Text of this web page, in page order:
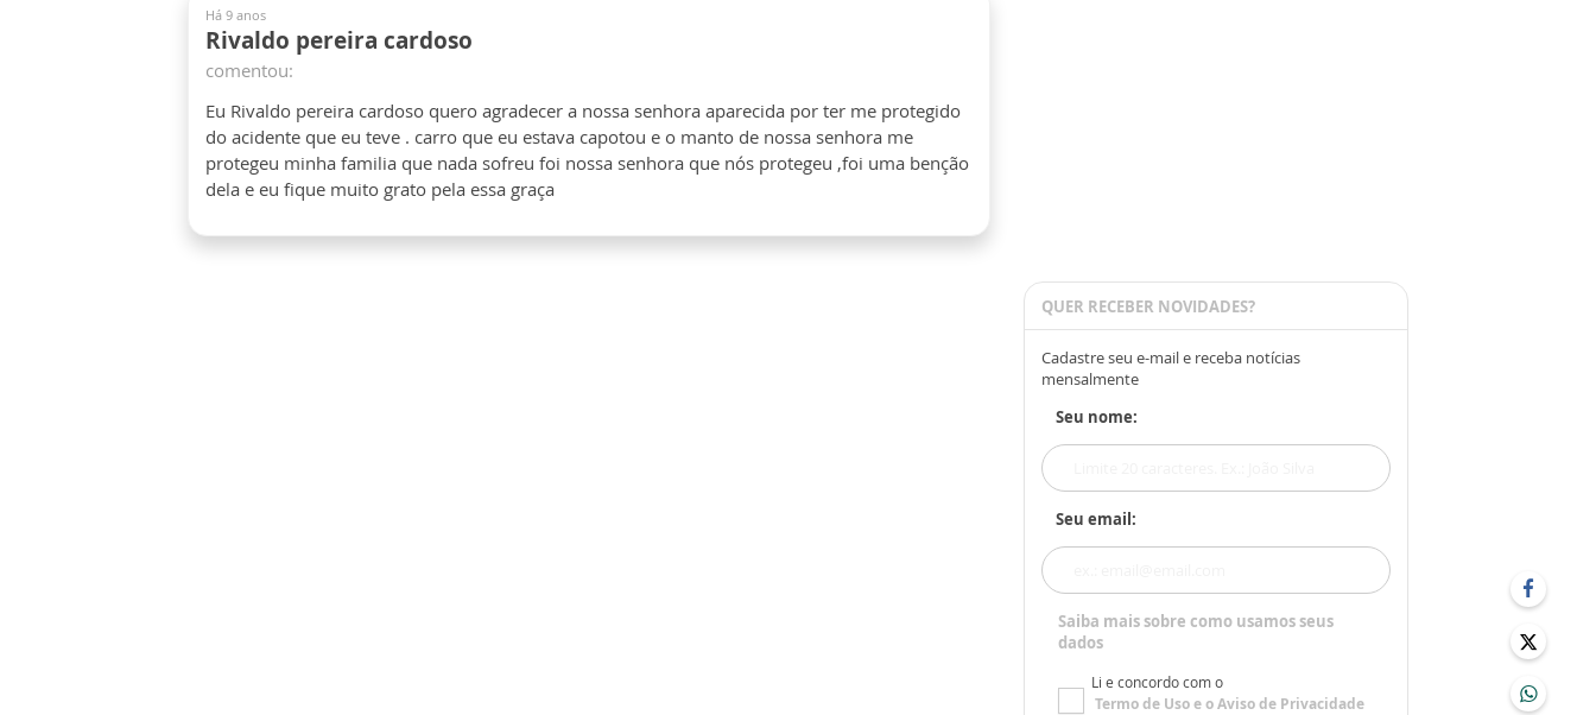
Há 9 anos
Rivaldo pereira cardoso
comentou:
Eu Rivaldo pereira cardoso quero agradecer a nossa senhora aparecida por ter me protegido
do acidente que eu teve . carro que eu estava capotou e o manto de nossa senhora me
protegeu minha familia que nada sofreu foi nossa senhora que nós protegeu ,foi uma benção
dela e eu fique muito grato pela essa graça
QUER RECEBER NOVIDADES?
Cadastre seu e-mail e receba notícias
mensalmente
Seu nome:
Seu email:
Saiba mais sobre como usamos seus
dados
Li e concordo com o
Termo de Usoe oAviso de Privacidade